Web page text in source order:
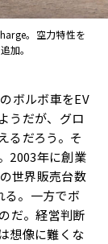
。空力特性を
加。
ボルボ車をEV
うだが、グロ
るだろう。そ
2003年に創業
世界販売台数
る。一方でボ
だ。経営判断
想像に難くな